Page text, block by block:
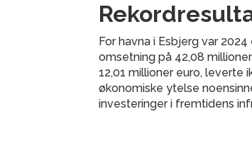
For havna i Esbjerg var
omsetning på 42,08
12,01 millioner euro, leverte
økonomiske ytelse
investeringer i fremtidens